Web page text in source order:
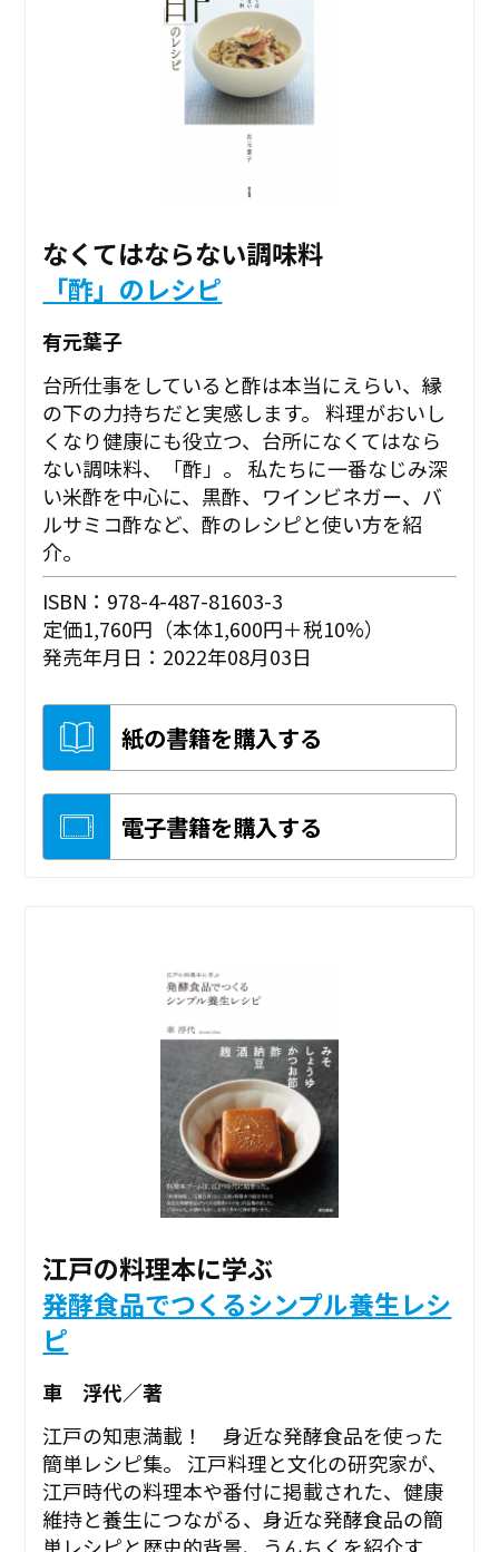
なくてはならない調味料
「酢」のレシピ
有元葉子
台所仕事をしていると酢は本当にえらい、縁
の下の力持ちだと実感します。 料理がおいし
くなり健康にも役立つ、台所になくてはなら
ない調味料、「酢」。 私たちに一番なじみ深
い米酢を中心に、黒酢、ワインビネガー、バ
ルサミコ酢など、酢のレシピと使い方を紹
介。
ISBN：978-4-487-81603-3
定価1,760円（本体1,600円＋税10%）
発売年月日：2022年08月03日
紙の書籍を購入する
電子書籍を購入する
江戸の料理本に学ぶ
発酵食品でつくるシンプル養生レシ
ピ
車 浮代／著
江戸の知恵満載！ 身近な発酵食品を使った
簡単レシピ集。 江戸料理と文化の研究家が、
江戸時代の料理本や番付に掲載された、健康
維持と養生につながる、身近な発酵食品の簡